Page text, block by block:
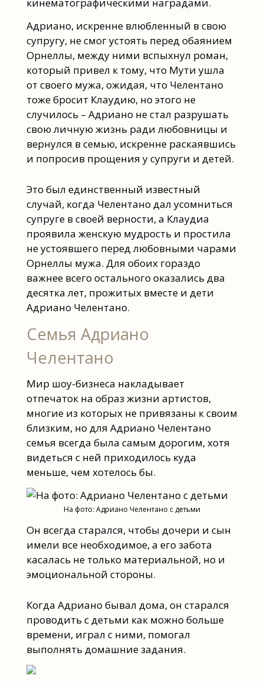
кинематографическими наградами.
Адриано, искренне влюбленный в свою
супругу, не смог устоять перед обаянием
Орнеллы, между ними вспыхнул роман,
который привел к тому, что Мути ушла
от своего мужа, ожидая, что Челентано
тоже бросит Клаудию, но этого не
случилось – Адриано не стал разрушать
свою личную жизнь ради любовницы и
вернулся в семью, искренне раскаявшись
и попросив прощения у супруги и детей.
Это был единственный известный
случай, когда Челентано дал усомниться
супруге в своей верности, а Клаудиа
проявила женскую мудрость и простила
не устоявшего перед любовными чарами
Орнеллы мужа. Для обоих гораздо
важнее всего остального оказались два
десятка лет, прожитых вместе и дети
Адриано Челентано.
Семья Адриано
Челентано
Мир шоу-бизнеса накладывает
отпечаток на образ жизни артистов,
многие из которых не привязаны к своим
близким, но для Адриано Челентано
семья всегда была самым дорогим, хотя
видеться с ней приходилось куда
меньше, чем хотелось бы.
На фото: Адриано Челентано с детьми
Он всегда старался, чтобы дочери и сын
имели все необходимое, а его забота
касалась не только материальной, но и
эмоциональной стороны.
Когда Адриано бывал дома, он старался
проводить с детьми как можно больше
времени, играл с ними, помогал
выполнять домашние задания.